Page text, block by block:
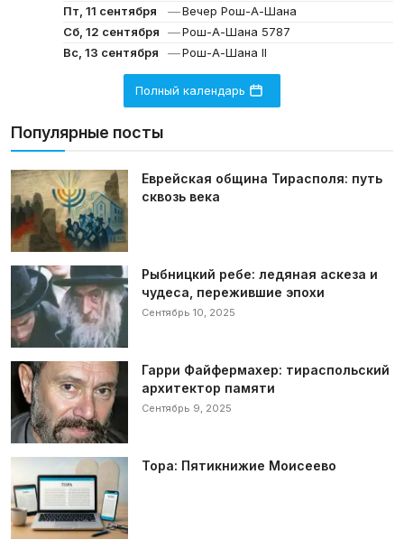
Пт, 11 сентября
—Вечер Рош-А-Шана
Сб, 12 сентября
—Рош-А-Шана 5787
Вс, 13 сентября
—Рош-А-Шана II
Полный календарь
Популярные посты
Еврейская община Тирасполя: путь
сквозь века
Рыбницкий ребе: ледяная аскеза и
чудеса, пережившие эпохи
Сентябрь 10, 2025
Гарри Файфермахер: тираспольский
архитектор памяти
Сентябрь 9, 2025
Тора: Пятикнижие Моисеево